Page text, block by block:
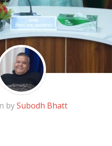
bySubodh Bhatt